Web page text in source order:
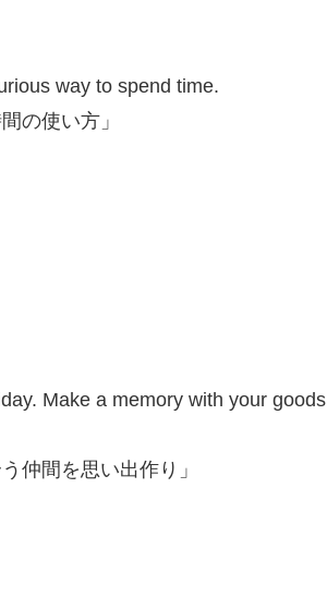
way to spend time.
の使い方」
Make a memory with your goods
仲間を思い出作り」